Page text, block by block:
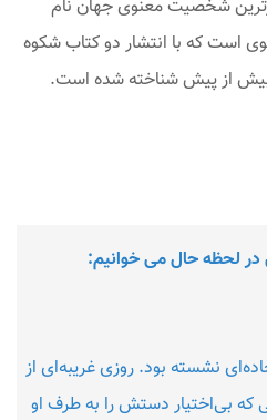
شخصیت معنوی جهان نام
است که با انتشار دو کتاب شکوه
از پیش شناخته شده است.
لحظه حال می خوانیم:
نشسته بود. روزی غریبه‌ای از
که بی‌اختیار دستش را به طرف او